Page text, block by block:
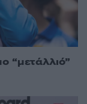
“μετάλλιό”